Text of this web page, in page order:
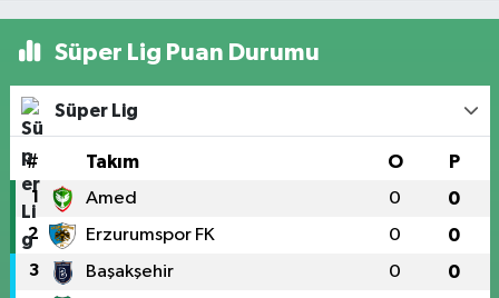
Süper Lig Puan Durumu
Süper Lig
# Takım O P
1 Amed 0 0
2 Erzurumspor FK 0 0
3 Başakşehir 0 0